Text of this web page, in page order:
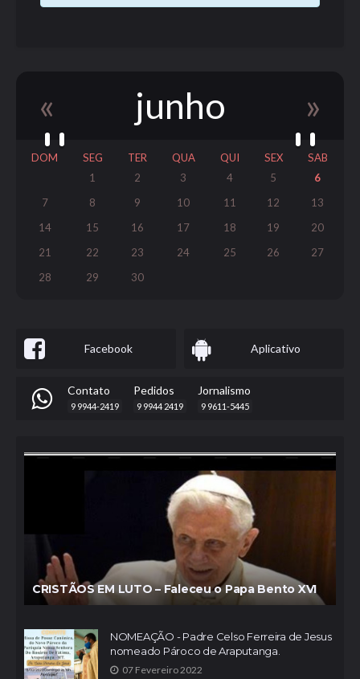
« junho »
DOM SEG TER QUA QUI SEX
SAB
1
2 3 4 5
6
7
8 9 10 11 12
13
14
15 16 17 18 19
20
21
22 23 24 25 26
27
28
29 30
Facebook Aplicativo
Contato
9 9944-2419
Pedidos
9 9944 2419
Jornalismo
9 9611-5445
CRISTÃOS EM LUTO – Faleceu o Papa Bento XVI
NOMEAÇÃO - Padre Celso Ferreira de Jesus
nomeado Pároco de Araputanga.
07 Fevereiro 2022